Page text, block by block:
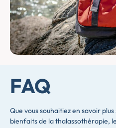
FAQ
Que vous souhaitiez en savoir plus
bienfaits de la thalassothérapie,